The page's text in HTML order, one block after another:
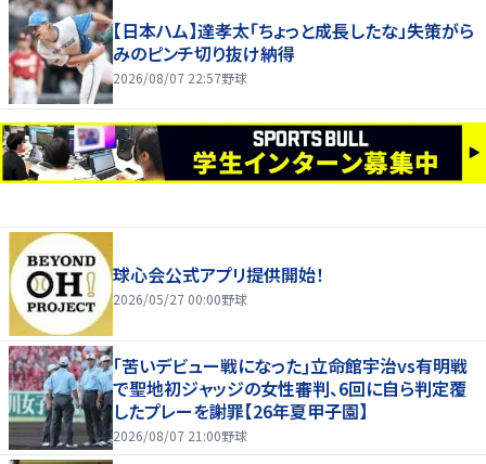
【日本ハム】達孝太「ちょっと成長したな」失策がら
みのピンチ切り抜け納得
2026/08/07 22:57野球
球心会公式アプリ提供開始！
2026/05/27 00:00野球
｢苦いデビュー戦になった｣立命館宇治vs有明戦
で聖地初ジャッジの女性審判、6回に自ら判定覆
したプレーを謝罪【26年夏甲子園】
2026/08/07 21:00野球